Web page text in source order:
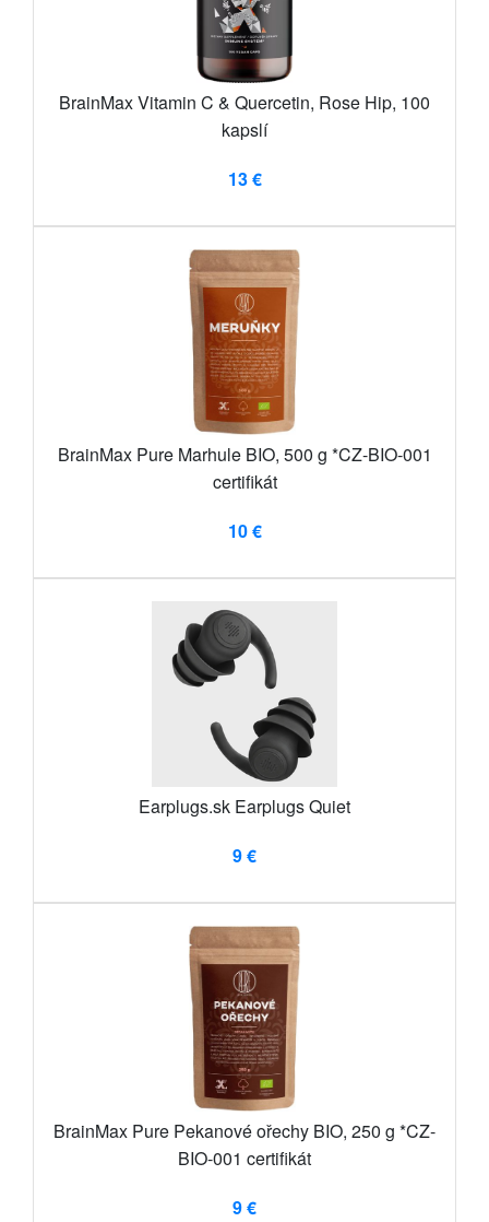
BrainMax Vitamin C & Quercetin, Rose Hip, 100
kapslí
13 €
BrainMax Pure Marhule BIO, 500 g *CZ-BIO-001
certifikát
10 €
Earplugs.sk Earplugs Quiet
9 €
BrainMax Pure Pekanové ořechy BIO, 250 g *CZ-
BIO-001 certifikát
9 €